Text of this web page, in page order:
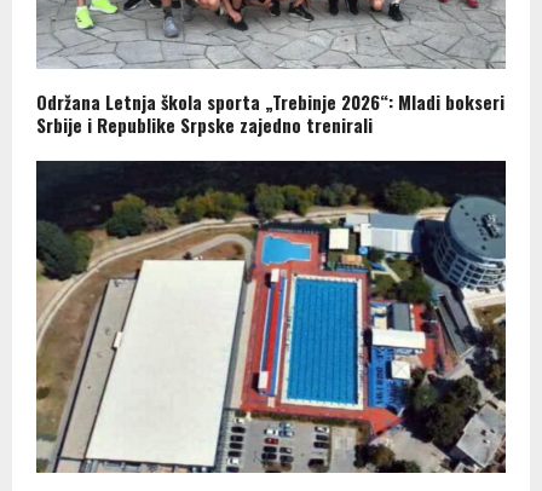
Održana Letnja škola sporta „Trebinje 2026“: Mladi bokseri
Srbije i Republike Srpske zajedno trenirali